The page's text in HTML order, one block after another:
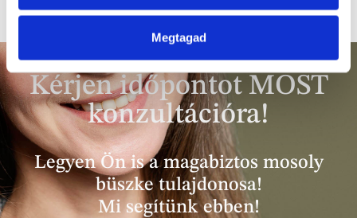
Megtagad
Kérjen időpontot MOST
konzultációra!
Legyen Ön is a magabiztos mosoly
büszke tulajdonosa!
Mi segítünk ebben!